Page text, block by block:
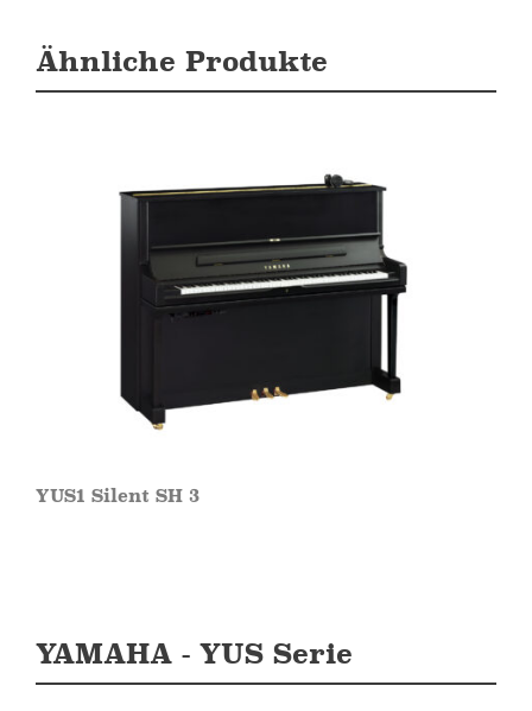
Ähnliche Produkte
YUS1 Silent SH 3
YAMAHA - YUS Serie